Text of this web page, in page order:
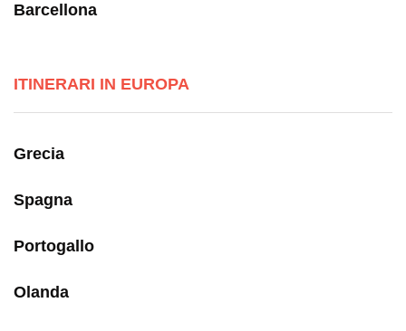
Barcellona
ITINERARI IN EUROPA
Grecia
Spagna
Portogallo
Olanda